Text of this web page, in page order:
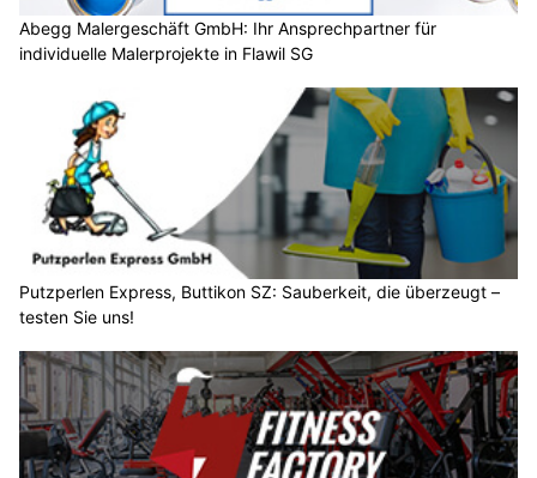
Abegg Malergeschäft GmbH: Ihr Ansprechpartner für
individuelle Malerprojekte in Flawil SG
Putzperlen Express, Buttikon SZ: Sauberkeit, die überzeugt –
testen Sie uns!